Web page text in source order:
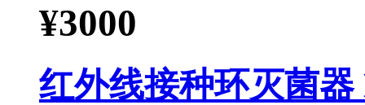
¥3000
红外线接种环灭菌